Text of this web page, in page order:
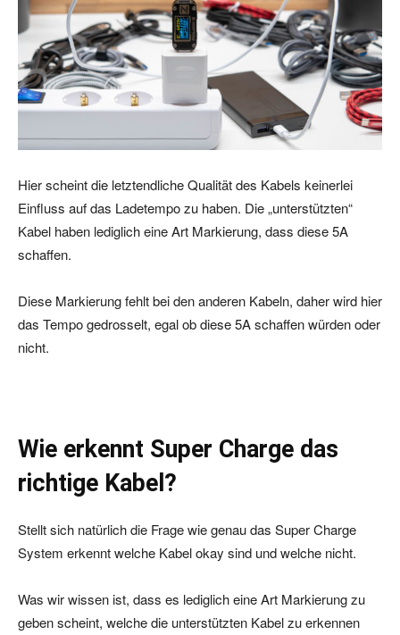
Hier scheint die letztendliche Qualität des Kabels keinerlei
Einfluss auf das Ladetempo zu haben. Die „unterstützten“
Kabel haben lediglich eine Art Markierung, dass diese 5A
schaffen.
Diese Markierung fehlt bei den anderen Kabeln, daher wird hier
das Tempo gedrosselt, egal ob diese 5A schaffen würden oder
nicht.
Wie erkennt Super Charge das
richtige Kabel?
Stellt sich natürlich die Frage wie genau das Super Charge
System erkennt welche Kabel okay sind und welche nicht.
Was wir wissen ist, dass es lediglich eine Art Markierung zu
geben scheint, welche die unterstützten Kabel zu erkennen